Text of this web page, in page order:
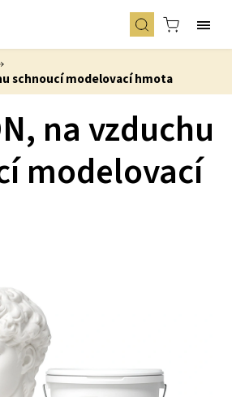
schnoucí modelovací hmota
na vzduchu
modelovací